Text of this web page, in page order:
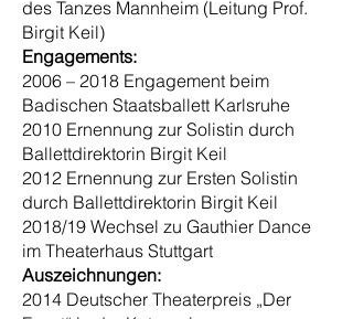
des Tanzes Mannheim (Leitung Prof.
Birgit Keil)
Engagements:
2006 – 2018 Engagement beim
Badischen Staatsballett Karlsruhe
2010 Ernennung zur Solistin durch
Ballettdirektorin Birgit Keil
2012 Ernennung zur Ersten Solistin
durch Ballettdirektorin Birgit Keil
2018/19 Wechsel zu Gauthier Dance
im Theaterhaus Stuttgart
Auszeichnungen:
2014 Deutscher Theaterpreis „Der